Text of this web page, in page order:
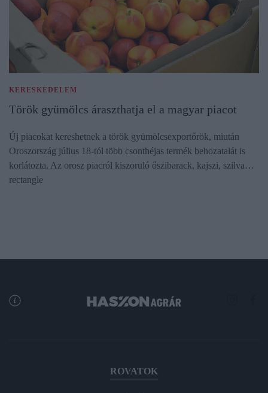
KERESKEDELEM
Török gyümölcs áraszthatja el a magyar piacot
Új piacokat kereshetnek a török gyümölcsexportőrök, miután
Oroszország július 18-tól több csonthéjas termék behozatalát is
korlátozta. Az orosz piacról kiszoruló őszibarack, kajszi, szilva…
rectangle
ROVATOK